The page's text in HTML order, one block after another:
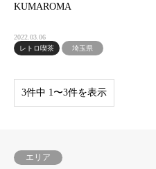
KUMAROMA
2022.03.06
レトロ喫茶
埼玉県
3件中 1〜3件を表示
エリア